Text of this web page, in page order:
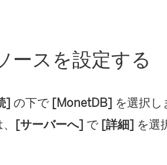
ン
ウ
で
ースを設定する
] の下で [MonetDB] を選択し
[サーバーへ] で [詳細] を選